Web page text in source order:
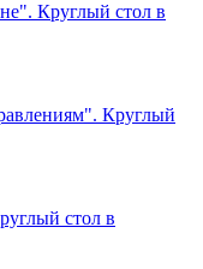
Круглый стол в
Круглый
стол в